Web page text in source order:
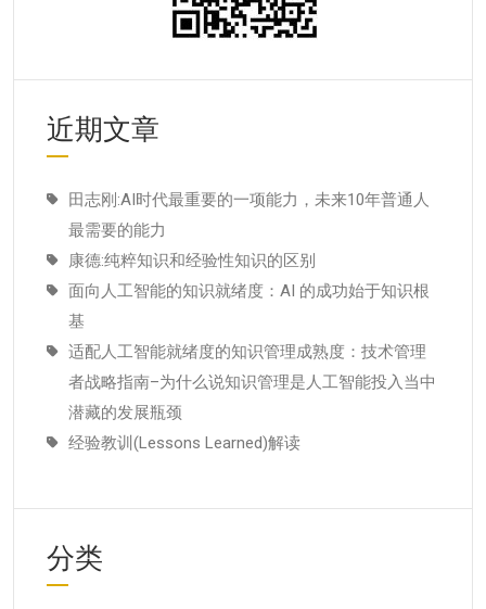
近期文章
田志刚:AI时代最重要的一项能力，未来10年普通人
最需要的能力
康德:纯粹知识和经验性知识的区别
面向人工智能的知识就绪度：AI 的成功始于知识根
基
适配人工智能就绪度的知识管理成熟度：技术管理
者战略指南–为什么说知识管理是人工智能投入当中
潜藏的发展瓶颈
经验教训(Lessons Learned)解读
分类